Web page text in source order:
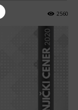
2560